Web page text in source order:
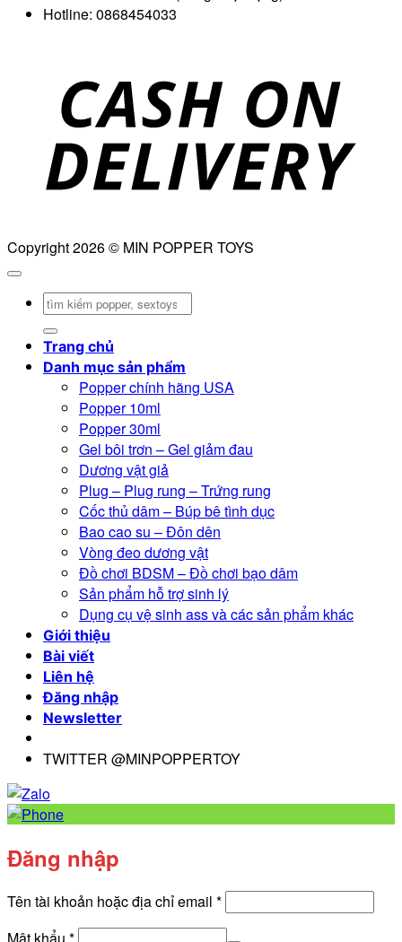
Hotline: 0868454033
Copyright 2026 © MIN POPPER TOYS
Tìm
Trang chủ
Danh mục sản phẩm
Popper chính hãng USA
Popper 10ml
Popper 30ml
Gel bôi trơn – Gel giảm đau
Dương vật giả
Plug – Plug rung – Trứng rung
Cốc thủ dâm – Búp bê tình dục
Bao cao su – Đôn dên
Vòng đeo dương vật
Đồ chơi BDSM – Đồ chơi bạo dâm
Sản phẩm hỗ trợ sinh lý
Dụng cụ vệ sinh ass và các sản phẩm khác
Giới thiệu
Bài viết
Liên hệ
Đăng nhập
Newsletter
TWITTER @MINPOPPERTOY
Đăng nhập
Tên tài khoản hoặc địa chỉ email *Bắt
Mật khẩu *Bắt